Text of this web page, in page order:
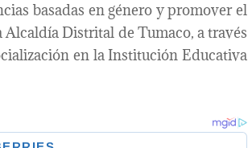
basadas en género y promover el
Distrital de Tumaco, a través
en la Institución Educativa